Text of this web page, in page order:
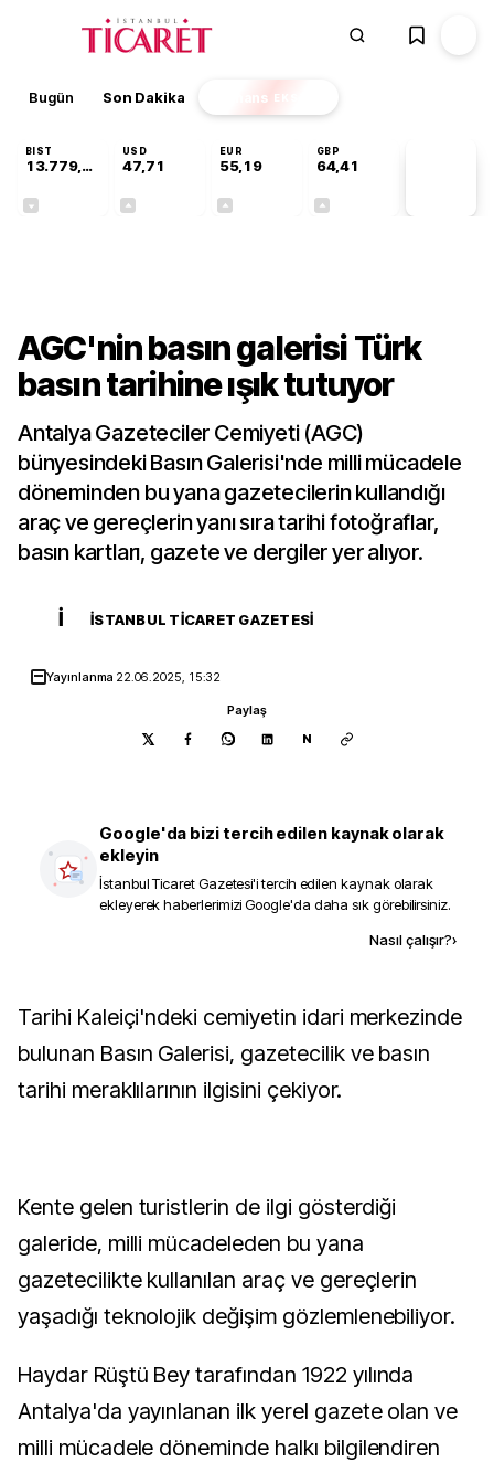
Bugün Son Dakika Finans EKSTRA
BIST
13.779,39
USD
47,71
EUR
55,19
GBP
64,41
AGC'nin basın galerisi Türk
basın tarihine ışık tutuyor
Antalya Gazeteciler Cemiyeti (AGC)
bünyesindeki Basın Galerisi'nde milli mücadele
döneminden bu yana gazetecilerin kullandığı
araç ve gereçlerin yanı sıra tarihi fotoğraflar,
basın kartları, gazete ve dergiler yer alıyor.
İ İSTANBUL TICARET GAZETESI
Yayınlanma 22.06.2025, 15:32
Paylaş
N
Google'da bizi tercih edilen kaynak olarak
ekleyin
İstanbul Ticaret Gazetesi'i tercih edilen kaynak olarak
ekleyerek haberlerimizi Google'da daha sık görebilirsiniz.
Nasıl çalışır?›
Tarihi Kaleiçi'ndeki cemiyetin idari merkezinde
bulunan Basın Galerisi, gazetecilik ve basın
tarihi meraklılarının ilgisini çekiyor.
Kente gelen turistlerin de ilgi gösterdiği
galeride, milli mücadeleden bu yana
gazetecilikte kullanılan araç ve gereçlerin
yaşadığı teknolojik değişim gözlemlenebiliyor.
Haydar Rüştü Bey tarafından 1922 yılında
Antalya'da yayınlanan ilk yerel gazete olan ve
milli mücadele döneminde halkı bilgilendiren